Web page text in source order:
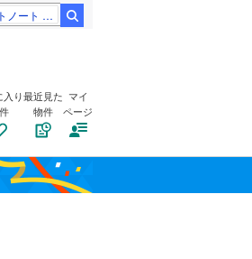
ラストノート 内田有紀
入り最近見た
物件
マイ
ページ
625)
諏訪ノ森